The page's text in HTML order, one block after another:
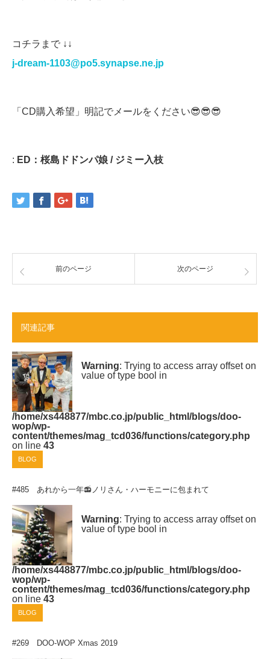
コチラまで ↓↓
j-dream-1103@po5.synapse.ne.jp
「CD購入希望」明記でメールをください😎😎😎
: ED：桜島ドドンパ娘 / ジミー入枝
前のページ 次のページ
関連記事
Warning: Trying to access array offset on
value of type bool in
/home/xs448877/mbc.co.jp/public_html/blogs/doo-
wop/wp-
content/themes/mag_tcd036/functions/category.php
on line 43
BLOG
#485 あれから一年📻ノリさん・ハーモニーに包まれて
Warning: Trying to access array offset on
value of type bool in
/home/xs448877/mbc.co.jp/public_html/blogs/doo-
wop/wp-
content/themes/mag_tcd036/functions/category.php
on line 43
BLOG
#269 DOO-WOP Xmas 2019